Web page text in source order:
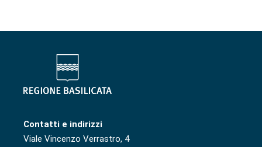
Contatti e indirizzi
Viale Vincenzo Verrastro, 4